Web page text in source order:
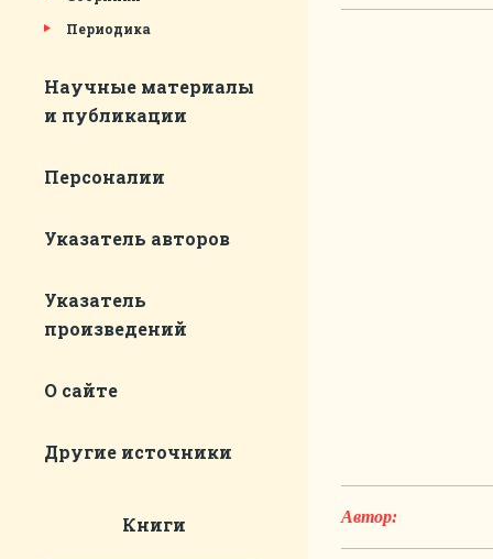
Периодика
Научные материалы
и публикации
Персоналии
Указатель авторов
Указатель
произведений
О сайте
Другие источники
Книги Автор: